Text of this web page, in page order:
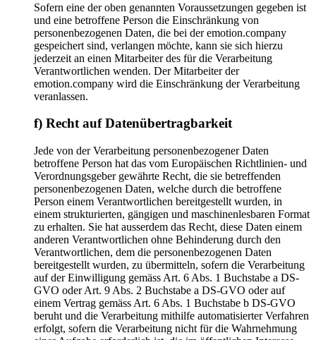
Sofern eine der oben genannten Voraussetzungen gegeben ist
und eine betroffene Person die Einschränkung von
personenbezogenen Daten, die bei der emotion.company
gespeichert sind, verlangen möchte, kann sie sich hierzu
jederzeit an einen Mitarbeiter des für die Verarbeitung
Verantwortlichen wenden. Der Mitarbeiter der
emotion.company wird die Einschränkung der Verarbeitung
veranlassen.
f) Recht auf Datenübertragbarkeit
Jede von der Verarbeitung personenbezogener Daten
betroffene Person hat das vom Europäischen Richtlinien- und
Verordnungsgeber gewährte Recht, die sie betreffenden
personenbezogenen Daten, welche durch die betroffene
Person einem Verantwortlichen bereitgestellt wurden, in
einem strukturierten, gängigen und maschinenlesbaren Format
zu erhalten. Sie hat ausserdem das Recht, diese Daten einem
anderen Verantwortlichen ohne Behinderung durch den
Verantwortlichen, dem die personenbezogenen Daten
bereitgestellt wurden, zu übermitteln, sofern die Verarbeitung
auf der Einwilligung gemäss Art. 6 Abs. 1 Buchstabe a DS-
GVO oder Art. 9 Abs. 2 Buchstabe a DS-GVO oder auf
einem Vertrag gemäss Art. 6 Abs. 1 Buchstabe b DS-GVO
beruht und die Verarbeitung mithilfe automatisierter Verfahren
erfolgt, sofern die Verarbeitung nicht für die Wahrnehmung